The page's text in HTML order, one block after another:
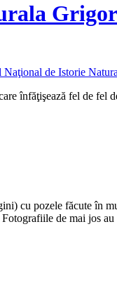
Naţional de Istorie
înfăţişează fel de
cu pozele făcute în
de mai jos